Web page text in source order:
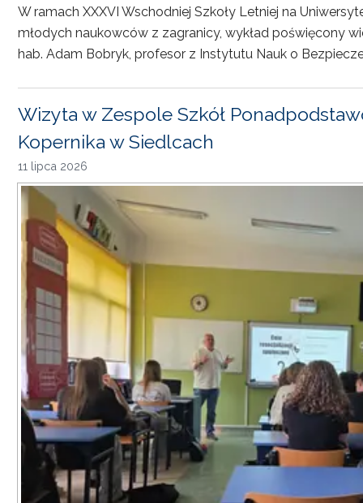
W ramach XXXVI Wschodniej Szkoły Letniej na
młodych naukowców z zagranicy, wykład poświęcony
hab. Adam Bobryk, profesor z Instytutu Nauk o
Wizyta w Zespole Szkół
Kopernika w Siedlcach
11 lipca 2026